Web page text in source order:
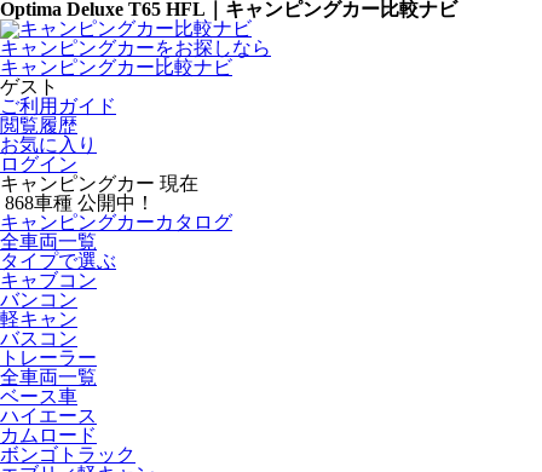
Optima Deluxe T65 HFL｜キャンピングカー比較ナビ
キャンピングカーをお探しなら
キャンピングカー比較ナビ
ゲスト
ご利用ガイド
閲覧履歴
お気に入り
ログイン
キャンピングカー 現在
868車種 公開中！
キャンピングカーカタログ
全車両一覧
タイプで選ぶ
キャブコン
バンコン
軽キャン
バスコン
トレーラー
全車両一覧
ベース車
ハイエース
カムロード
ボンゴトラック